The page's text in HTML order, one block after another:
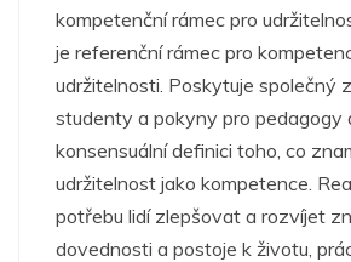
kompetenční rámec pro
je referenční rámec pro
udržitelnosti. Poskytuje společný
studenty a pokyny pro pedagogy
konsensuální definici toho, co
udržitelnost jako kompetence.
potřebu lidí zlepšovat a rozvíjet
dovednosti a postoje k životu,